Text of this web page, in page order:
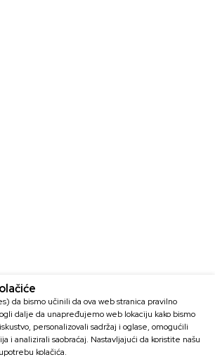
da bismo učinili da ova web stranica pravilno
dalje da unapređujemo web lokaciju kako bismo
personalizovali sadržaj i oglase, omogućili
i analizirali saobraćaj. Nastavljajući da koristite našu
kolačića.